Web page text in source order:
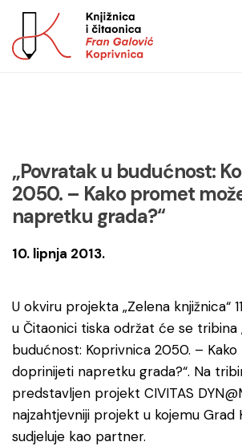
„Povratak u budućnost:
2050. – Kako promet
napretku grada?“
10. lipnja 2013.
U okviru projekta „Zelena knjižnica“
u Čitaonici tiska održat će se tribina
budućnost: Koprivnica 2050. –
doprinijeti napretku grada?“. Na
predstavljen projekt CIVITAS
najzahtjevniji projekt u kojemu Grad
sudjeluje kao partner.